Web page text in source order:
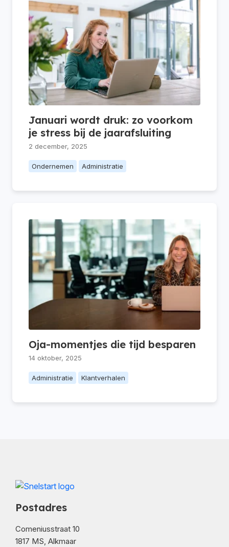
Januari wordt druk: zo voorkom
je stress bij de jaarafsluiting
2 december, 2025
Ondernemen Administratie
Oja-momentjes die tijd besparen
14 oktober, 2025
Administratie Klantverhalen
Postadres
Comeniusstraat 10
1817 MS, Alkmaar